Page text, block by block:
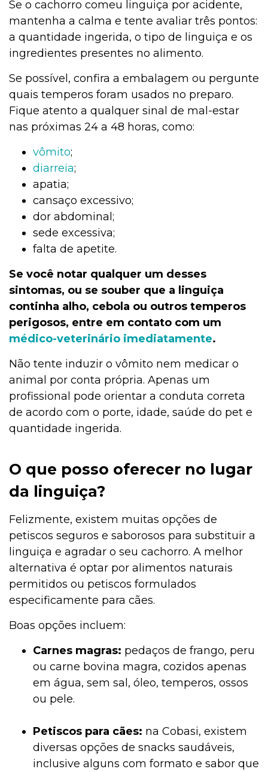
Se o cachorro comeu linguiça por acidente,
mantenha a calma e tente avaliar três pontos:
a quantidade ingerida, o tipo de linguiça e os
ingredientes presentes no alimento.
Se possível, confira a embalagem ou pergunte
quais temperos foram usados no preparo.
Fique atento a qualquer sinal de mal-estar
nas próximas 24 a 48 horas, como:
vômito;
diarreia;
apatia;
cansaço excessivo;
dor abdominal;
sede excessiva;
falta de apetite.
Se você notar qualquer um desses
sintomas, ou se souber que a linguiça
continha alho, cebola ou outros temperos
perigosos, entre em contato com um
médico-veterinário imediatamente.
Não tente induzir o vômito nem medicar o
animal por conta própria. Apenas um
profissional pode orientar a conduta correta
de acordo com o porte, idade, saúde do pet e
quantidade ingerida.
O que posso oferecer no lugar
da linguiça?
Felizmente, existem muitas opções de
petiscos seguros e saborosos para substituir a
linguiça e agradar o seu cachorro. A melhor
alternativa é optar por alimentos naturais
permitidos ou petiscos formulados
especificamente para cães.
Boas opções incluem:
Carnes magras: pedaços de frango, peru
ou carne bovina magra, cozidos apenas
em água, sem sal, óleo, temperos, ossos
ou pele.
Petiscos para cães: na Cobasi, existem
diversas opções de snacks saudáveis,
inclusive alguns com formato e sabor que